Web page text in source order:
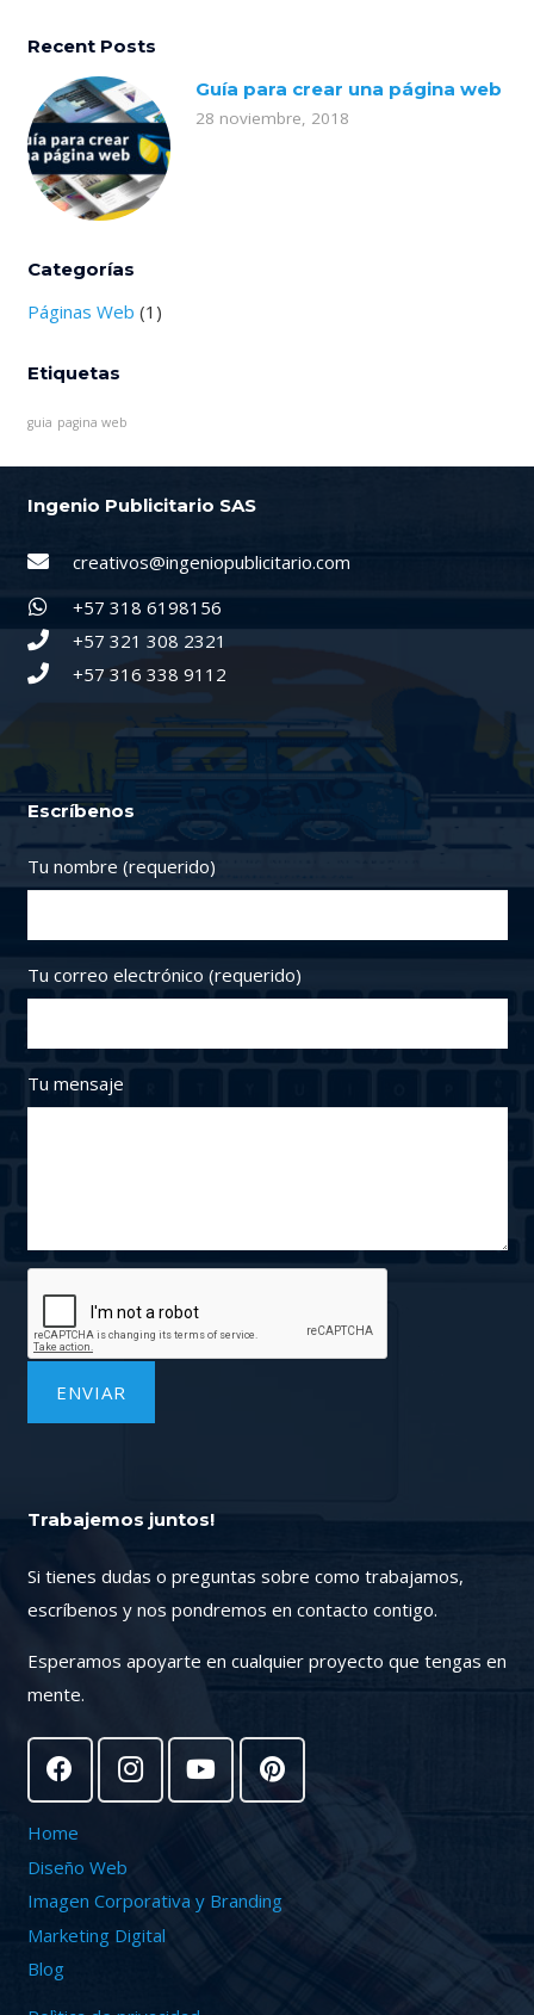
Recent Posts
Guía para crear una página web
28 noviembre, 2018
Categorías
Páginas Web (1)
Etiquetas
guia pagina web
Ingenio Publicitario SAS
creativos@ingeniopublicitario.com
+57 318 6198156
+57 321 308 2321
+57 316 338 9112
Escríbenos
Tu nombre (requerido)
Tu correo electrónico (requerido)
Tu mensaje
Trabajemos juntos!
Si tienes dudas o preguntas sobre como trabajamos,
escríbenos y nos pondremos en contacto contigo.
Esperamos apoyarte en cualquier proyecto que tengas en
mente.
Home
Diseño Web
Imagen Corporativa y Branding
Marketing Digital
Blog